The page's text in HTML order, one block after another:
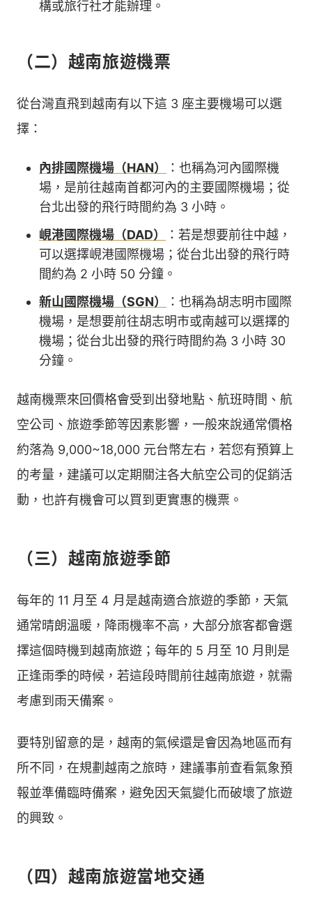
構或旅行社才能辦理。
（二）越南旅遊機票
從台灣直飛到越南有以下這 3 座主要機場可以選
擇：
內排國際機場（HAN）
：也稱為河內國際機
場，是前往越南首都河內的主要國際機場；從
台北出發的飛行時間約為 3 小時。
峴港國際機場（DAD）
：若是想要前往中越，
可以選擇峴港國際機場；從台北出發的飛行時
間約為 2 小時 50 分鐘。
新山國際機場（SGN）
：也稱為胡志明市國際
機場，是想要前往胡志明市或南越可以選擇的
機場；從台北出發的飛行時間約為 3 小時 30
分鐘。
越南機票來回價格會受到出發地點、航班時間、航
空公司、旅遊季節等因素影響，一般來說通常價格
約落為 9,000~18,000 元台幣左右，若您有預算上
的考量，建議可以定期關注各大航空公司的促銷活
動，也許有機會可以買到更實惠的機票。
（三）越南旅遊季節
每年的 11 月至 4 月是越南適合旅遊的季節，天氣
通常晴朗溫暖，降雨機率不高，大部分旅客都會選
擇這個時機到越南旅遊；每年的 5 月至 10 月則是
正逢雨季的時候，若這段時間前往越南旅遊，就需
考慮到雨天備案。
要特別留意的是，越南的氣候還是會因為地區而有
所不同，在規劃越南之旅時，建議事前查看氣象預
報並準備臨時備案，避免因天氣變化而破壞了旅遊
的興致。
（四）越南旅遊當地交通